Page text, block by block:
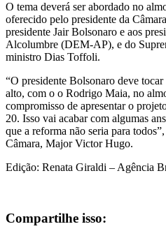
O tema deverá ser abordado no
oferecido pelo presidente da
presidente Jair Bolsonaro e aos
Alcolumbre (DEM-AP), e do
ministro Dias Toffoli.
“O presidente Bolsonaro deve
alto, com o o Rodrigo Maia, no
compromisso de apresentar o
20. Isso vai acabar com algumas
que a reforma não seria para
Câmara, Major Victor Hugo.
Edição: Renata Giraldi – Agência
Compartilhe isso: